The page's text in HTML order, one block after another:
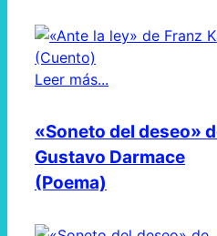
Leer más...
«Soneto del deseo»
Gustavo Darmace
(Poema)